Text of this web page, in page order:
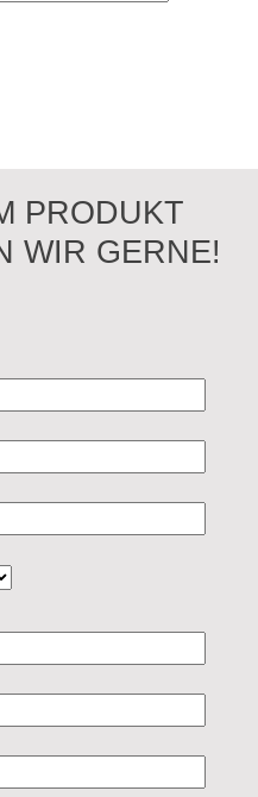
PRODUKT
WIR GERNE!